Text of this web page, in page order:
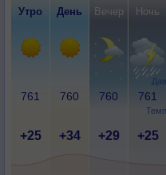
Утро День Вечер Ночь
761 760 760 761
+25 +34 +29 +25